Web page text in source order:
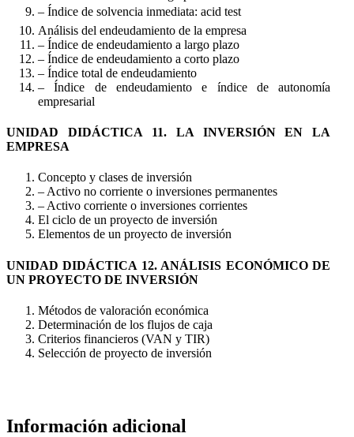
– Índice de solvencia inmediata: acid test
Análisis del endeudamiento de la empresa
– Índice de endeudamiento a largo plazo
– Índice de endeudamiento a corto plazo
– Índice total de endeudamiento
– Índice de endeudamiento e índice de autonomía
empresarial
UNIDAD DIDÁCTICA 11. LA INVERSIÓN EN LA
EMPRESA
Concepto y clases de inversión
– Activo no corriente o inversiones permanentes
– Activo corriente o inversiones corrientes
El ciclo de un proyecto de inversión
Elementos de un proyecto de inversión
UNIDAD DIDÁCTICA 12. ANÁLISIS ECONÓMICO DE
UN PROYECTO DE INVERSIÓN
Métodos de valoración económica
Determinación de los flujos de caja
Criterios financieros (VAN y TIR)
Selección de proyecto de inversión
Información adicional